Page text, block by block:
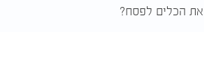
את הכלים לפסח?